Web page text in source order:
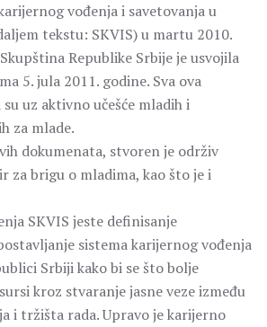
vođenja i savetovanja u
tekstu: SKVIS) u martu 2010.
Republike Srbije je usvojila
5. jula 2011. godine. Sva ova
uz aktivno učešće mladih i
za mlade.
dokumenata, stvoren je održiv
za brigu o mladima, kao što je i
SKVIS jeste definisanje
sistema karijernog vođenja
Srbiji kako bi se što bolje
kroz stvaranje jasne veze između
i tržišta rada. Upravo je karijerno